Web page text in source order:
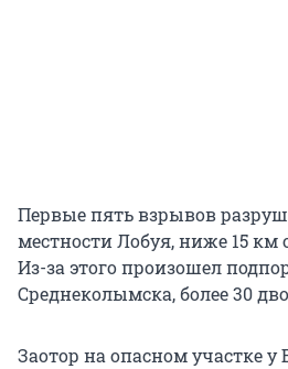
Первые пять взрывов
местности Лобуя, ниже 15 км
Из-за этого произошел
Среднеколымска, более 30
Заотор на опасном участке у